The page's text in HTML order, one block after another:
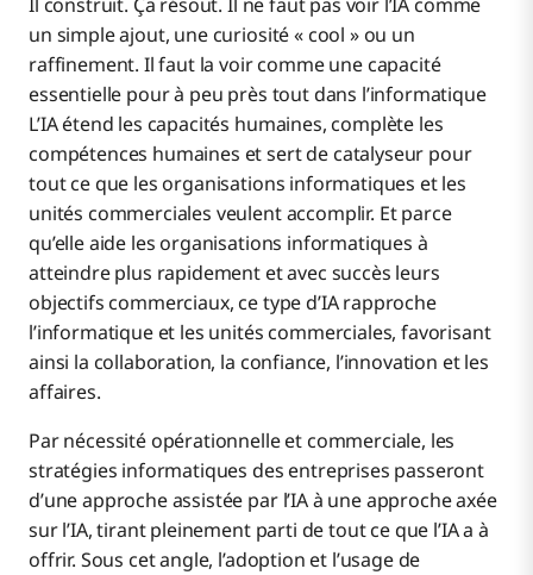
un simple ajout, une curiosité « cool » ou un
raffinement. Il faut la voir comme une capacité
essentielle pour à peu près tout dans l’informatique
L’IA étend les capacités humaines, complète les
compétences humaines et sert de catalyseur pour
tout ce que les organisations informatiques et les
unités commerciales veulent accomplir. Et parce
qu’elle aide les organisations informatiques à
atteindre plus rapidement et avec succès leurs
objectifs commerciaux, ce type d’IA rapproche
l’informatique et les unités commerciales, favorisant
ainsi la collaboration, la confiance, l’innovation et les
affaires.
Par nécessité opérationnelle et commerciale, les
stratégies informatiques des entreprises passeront
d’une approche assistée par l’IA à une approche axée
sur l’IA, tirant pleinement parti de tout ce que l’IA a à
offrir. Sous cet angle, l’adoption et l’usage de